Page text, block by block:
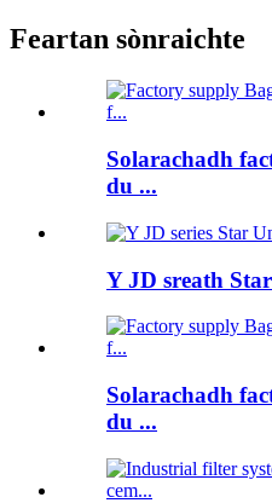
Feartan sònraichte
Solarachadh
du ...
Y JD sreath
Solarachadh
du ...